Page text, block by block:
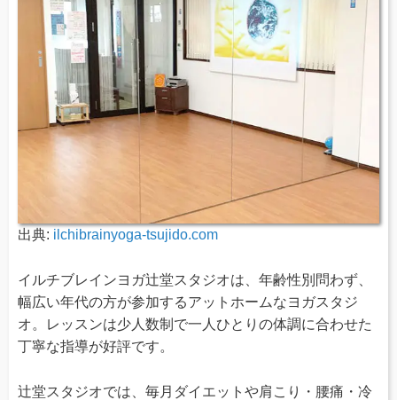
出典: ilchibrainyoga-tsujido.com
イルチブレインヨガ辻堂スタジオは、年齢性別問わず、
幅広い年代の方が参加するアットホームなヨガスタジ
オ。レッスンは少人数制で一人ひとりの体調に合わせた
丁寧な指導が好評です。
辻堂スタジオでは、毎月ダイエットや肩こり・腰痛・冷